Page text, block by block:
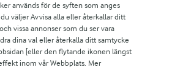
används för de syften som anges
väljer Avvisa alla eller återkallar ditt
vissa annonser som du ser vara
dina val eller återkalla ditt samtycke
[eller den flytande ikonen längst
inom vår Webbplats. Mer